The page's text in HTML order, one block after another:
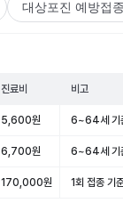
대상포진 예방접종
진료비 비고
5,600원 6~64세 기
6,700원 6~64세 기
170,000원 1회 접종 기